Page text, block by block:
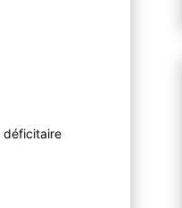
déficitaire